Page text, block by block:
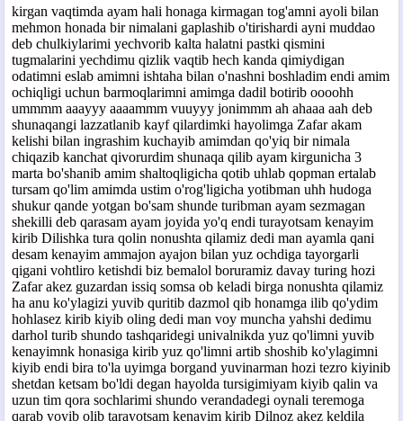
kirgan vaqtimda ayam hali honaga kirmagan tog'amni ayoli bilan
mehmon honada bir nimalani gaplashib o'tirishardi ayni muddao
deb chulkiylarimi yechvorib kalta halatni pastki qismini
tugmalarini yechdimu qizlik vaqtib hech kanda qimiydigan
odatimni eslab amimni ishtaha bilan o'nashni boshladim endi amim
ochiqligi uchun barmoqlarimni amimga dadil botirib oooohh
ummmm aaayyy aaaammm vuuyyy jonimmm ah ahaaa aah deb
shunaqangi lazzatlanib kayf qilardimki hayolimga Zafar akam
kelishi bilan ingrashim kuchayib amimdan qo'yiq bir nimala
chiqazib kanchat qivorurdim shunaqa qilib ayam kirgunicha 3
marta bo'shanib amim shaltoqligicha qotib uhlab qopman ertalab
tursam qo'lim amimda ustim o'rog'ligicha yotibman uhh hudoga
shukur qande yotgan bo'sam shunde turibman ayam sezmagan
shekilli deb qarasam ayam joyida yo'q endi turayotsam kenayim
kirib Dilishka tura qolin nonushta qilamiz dedi man ayamla qani
desam kenayim ammajon ayajon bilan yuz ochdiga tayorgarli
qigani vohtliro ketishdi biz bemalol boruramiz davay turing hozi
Zafar akez guzardan issiq somsa ob keladi birga nonushta qilamiz
ha anu ko'ylagizi yuvib quritib dazmol qib honamga ilib qo'ydim
hohlasez kirib kiyib oling dedi man voy muncha yahshi dedimu
darhol turib shundo tashqaridegi univalnikda yuz qo'limni yuvib
kenayimnk honasiga kirib yuz qo'limni artib shoshib ko'ylagimni
kiyib endi bira to'la uyimga borgand yuvinarman hozi tezro kiyinib
shetdan ketsam bo'ldi degan hayolda tursigimiyam kiyib qalin va
uzun tim qora sochlarimi shundo verandadegi oynali teremoga
qarab yoyib olib tarayotsam kenayim kirib Dilnoz akez keldila